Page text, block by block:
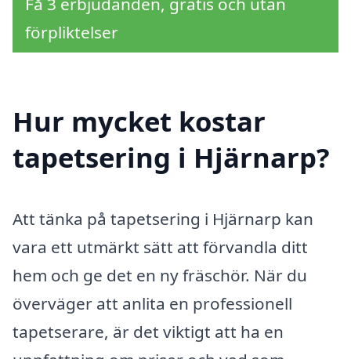
förpliktelser
Hur mycket kostar
tapetsering i Hjärnarp?
Att tänka på tapetsering i Hjärnarp kan
vara ett utmärkt sätt att förvandla ditt
hem och ge det en ny fräschör. När du
överväger att anlita en professionell
tapetserare, är det viktigt att ha en